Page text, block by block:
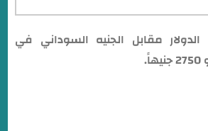
مقابل الجنيه السوداني في